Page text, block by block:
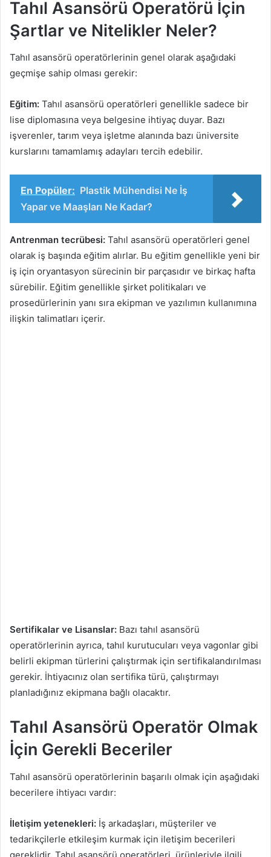
Tahıl Asansörü Operatörü İçin
Şartlar ve Nitelikler Neler?
Tahıl asansörü operatörlerinin genel olarak aşağıdaki
geçmişe sahip olması gerekir:
Eğitim: Tahıl asansörü operatörleri genellikle sadece bir
lise diplomasına veya belgesine ihtiyaç duyar. Bazı
işverenler, tarım veya işletme alanında bazı üniversite
kurslarını tamamlamış adayları tercih edebilir.
En Popüler: Plastik Mühendisi Ne İş
Yapar ve Maaşları Ne Kadar?
Antrenman tecrübesi: Tahıl asansörü operatörleri genel
olarak iş başında eğitim alırlar. Bu eğitim genellikle yeni bir
iş için oryantasyon sürecinin bir parçasıdır ve birkaç hafta
sürebilir. Eğitim genellikle şirket politikaları ve
prosedürlerinin yanı sıra ekipman ve yazılımın kullanımına
ilişkin talimatları içerir.
Sertifikalar ve Lisanslar: Bazı tahıl asansörü
operatörlerinin ayrıca, tahıl kurutucuları veya vagonlar gibi
belirli ekipman türlerini çalıştırmak için sertifikalandırılması
gerekir. İhtiyacınız olan sertifika türü, çalıştırmayı
planladığınız ekipmana bağlı olacaktır.
Tahıl Asansörü Operatör Olmak
İçin Gerekli Beceriler
Tahıl asansörü operatörlerinin başarılı olmak için aşağıdaki
becerilere ihtiyacı vardır:
İletişim yetenekleri: İş arkadaşları, müşteriler ve
tedarikçilerle etkileşim kurmak için iletişim becerileri